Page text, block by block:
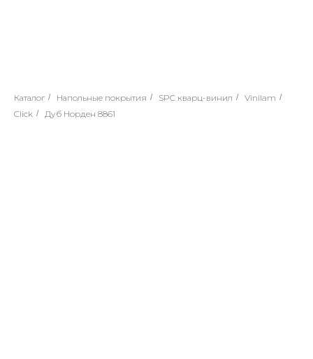
Каталог / Напольные покрытия / SPC кварц-винил / Vinilam /
Click / Дуб Норден 8861